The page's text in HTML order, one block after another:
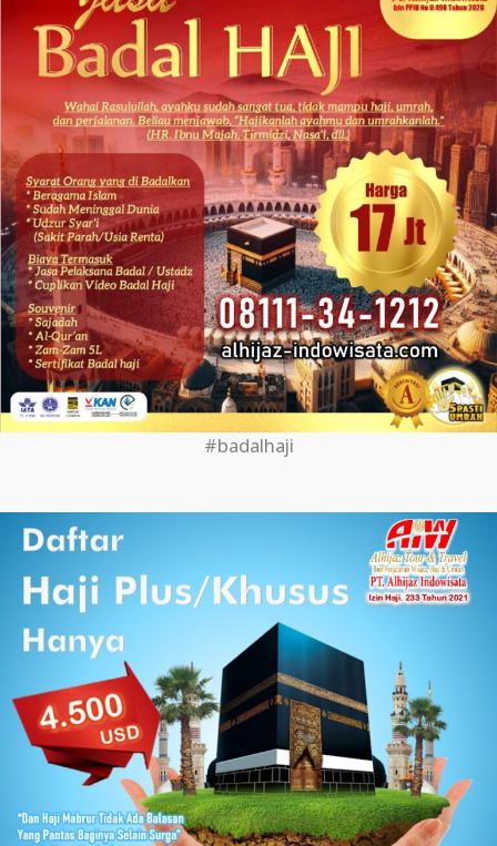
#badalhaji